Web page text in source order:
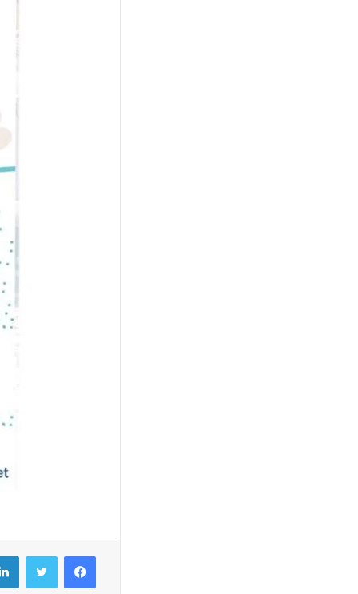
فيسبوك تويتر